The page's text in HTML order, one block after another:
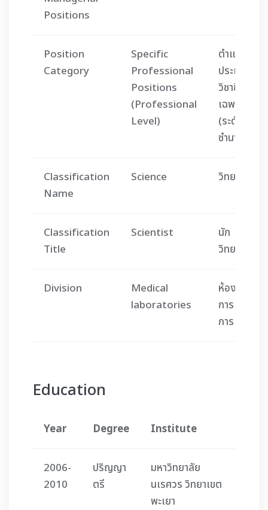
Positions
Position
Category
Specific
Professional
Positions
(Professional
Level)
ตำแหน่ง
ประเภท
วิชาชีพ
เฉพาะ
(ระดับ
ชำนาญการ)
Classification
Name
Science วิทยาศาสตร์
Classification
Title
Scientist
นัก
วิทยาศาสตร์
Division
Medical
laboratories
ห้องปฏิบัติ
การเทคนิค
การแพทย์
Education
Year Degree Institute
2006-
2010
ปริญญา
ตรี
มหาวิทยาลัย
นเรศวร วิทยาเขต
พะเยา